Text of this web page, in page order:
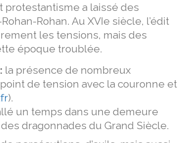
protestantisme a laissé des
Rohan. Au XVIe siècle, l’édit
les tensions, mais des
époque troublée.
la présence de nombreux
de tension avec la couronne et
).
un temps dans une demeure
dragonnades du Grand Siècle.